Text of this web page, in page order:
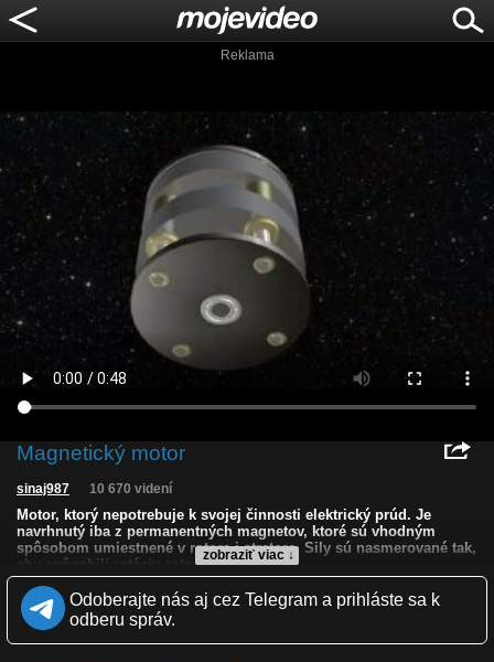
Reklama
Magnetický motor
zobraziť viac ↓
sinaj987 10 670 videní
Motor, ktorý nepotrebuje k svojej činnosti elektrický prúd. Je
navrhnutý iba z permanentných magnetov, ktoré sú vhodným
spôsobom umiestnené v rotore i stratore. Sily sú nasmerované tak,
aby spôsobili rotáciu rotoru.
Kvalita: HD NQ
LQ
Zverejnené: 28.1.2013 11:57
Odoberajte nás aj cez Telegram a prihláste sa k
odberu správ.